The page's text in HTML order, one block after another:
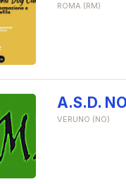
ROMA (RM)
A.S.D.
VERUNO (NO)